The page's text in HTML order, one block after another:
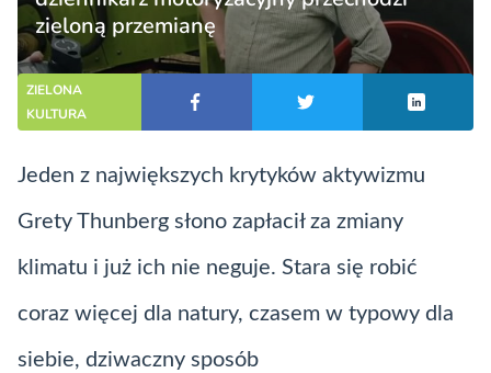
zieloną przemianę
ZIELONA
KULTURA
Jeden z największych krytyków aktywizmu
Grety Thunberg słono zapłacił za zmiany
klimatu i już ich nie neguje. Stara się robić
coraz więcej dla natury, czasem w typowy dla
siebie, dziwaczny sposób